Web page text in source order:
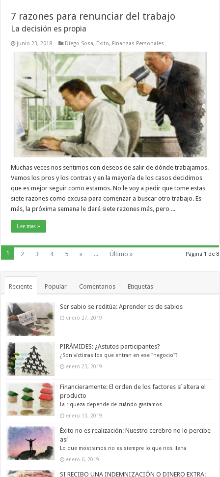
7 razones para renunciar del trabajo
La decisión es propia
junio 23, 2018 Diego Sosa, Éxito, Finanzas Personales
Muchas veces nos sentimos con deseos de salir de dónde trabajamos.
Vemos los pros y los contras y en la mayoría de los casos decidimos
que es mejor seguir como estamos. No le voy a pedir que tome estas
siete razones como excusa para comenzar a buscar otro trabajo. Es
más, la próxima semana le daré siete razones más, pero ...
Lee mas »
Página 1 de 8
1 2 3 4 5 » ... Último »
Reciente Popular Comentarios Etiquetas
Ser sabio se reditúa: Aprender es de sabios
enero 27, 2019
PIRÁMIDES: ¿Astutos participantes?
¿Son víctimas los que entran en ese "negocio"?
enero 23, 2019
Financieramente: El orden de los factores sí altera el
producto
La riqueza depende de cuándo gastamos
enero 13, 2019
Éxito no es realización: Nuestro cerebro no lo percibe
así
Lo que mostramos no es siempre lo que nos llena
enero 6, 2019
SI RECIBO UNA INDEMNIZACIÓN O DINERO EXTRA: